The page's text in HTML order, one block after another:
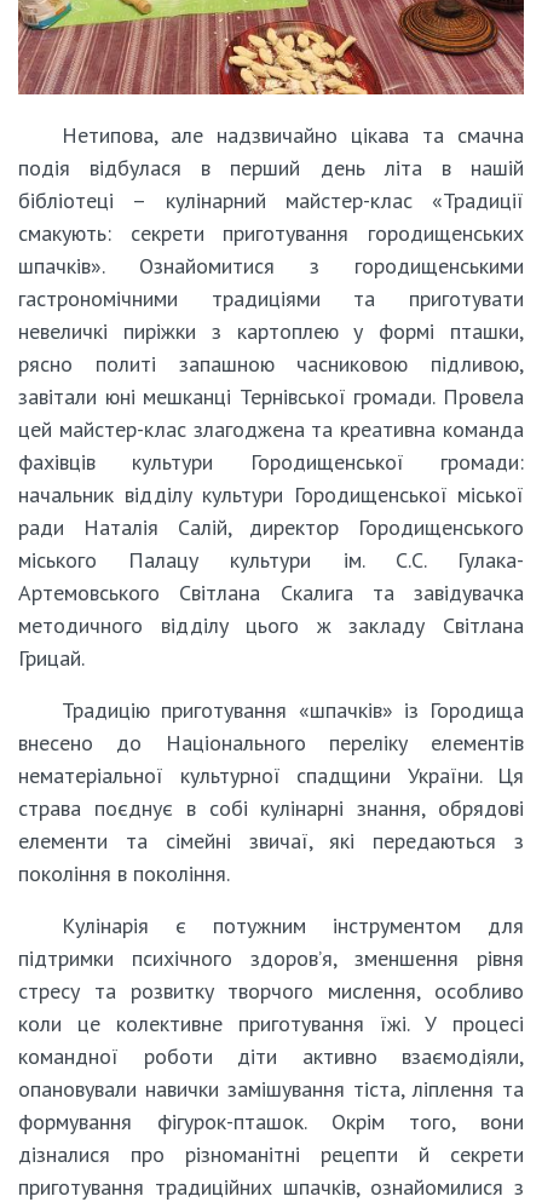
Нетипова, але надзвичайно цікава та смачна
подія відбулася в перший день літа в нашій
бібліотеці – кулінарний майстер-клас «Традиції
смакують: секрети приготування городищенських
шпачків». Ознайомитися з городищенськими
гастрономічними традиціями та приготувати
невеличкі пиріжки з картоплею у формі пташки,
рясно политі запашною часниковою підливою,
завітали юні мешканці Тернівської громади. Провела
цей майстер-клас злагоджена та креативна команда
фахівців культури Городищенської громади:
начальник відділу культури Городищенської міської
ради Наталія Салій, директор Городищенського
міського Палацу культури ім. С.С. Гулака-
Артемовського Світлана Скалига та завідувачка
методичного відділу цього ж закладу Світлана
Грицай.
Традицію приготування «шпачків» із Городища
внесено до Національного переліку елементів
нематеріальної культурної спадщини України. Ця
страва поєднує в собі кулінарні знання, обрядові
елементи та сімейні звичаї, які передаються з
покоління в покоління.
Кулінарія є потужним інструментом для
підтримки психічного здоров’я, зменшення рівня
стресу та розвитку творчого мислення, особливо
коли це колективне приготування їжі. У процесі
командної роботи діти активно взаємодіяли,
опановували навички замішування тіста, ліплення та
формування фігурок-пташок. Окрім того, вони
дізналися про різноманітні рецепти й секрети
приготування традиційних шпачків, ознайомилися з